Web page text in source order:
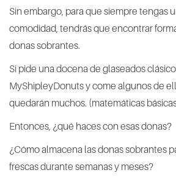
Sin embargo, para que siempre tengas
comodidad, tendrás que encontrar
donas sobrantes.
Si pide una docena de glaseados
MyShipleyDonuts y come algunos de
quedarán muchos. (matemáticas
Entonces, ¿qué haces con esas donas?
¿Cómo almacena las donas sobrantes
frescas durante semanas y meses?